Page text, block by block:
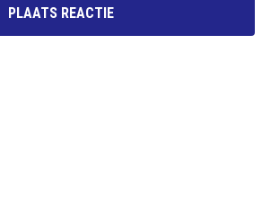
PLAATS REACTIE